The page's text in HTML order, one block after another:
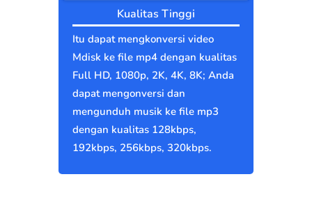
Kualitas Tinggi
Itu dapat mengkonversi video
Mdisk ke file mp4 dengan kualitas
Full HD, 1080p, 2K, 4K, 8K; Anda
dapat mengonversi dan
mengunduh musik ke file mp3
dengan kualitas 128kbps,
192kbps, 256kbps, 320kbps.